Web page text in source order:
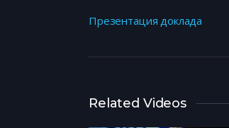
Презентация доклада
Related Videos